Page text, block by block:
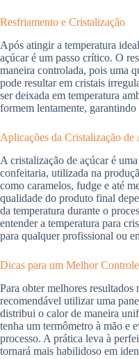
Resfriamento e Cristalização
Após atingir a temperatura
açúcar é um passo crítico. O
maneira controlada, pois uma
pode resultar em cristais
ser deixada em temperatura
formem lentamente,
Aplicações da Cristalização de
A cristalização de açúcar é
confeitaria, utilizada na
como caramelos, fudge e até
qualidade do produto final
da temperatura durante o
entender a temperatura para
para qualquer profissional ou
Dicas para um Melhor
Para obter melhores resultados
recomendável utilizar uma
distribui o calor de maneira
tenha um termômetro à mão e
processo. A prática leva à
tornará mais habilidoso em